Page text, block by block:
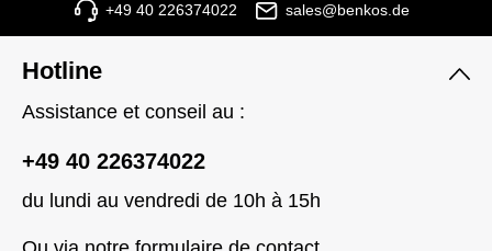
+49 40 226374022 sales@benkos.de
Hotline
Assistance et conseil au :
+49 40 226374022
du lundi au vendredi de 10h à 15h